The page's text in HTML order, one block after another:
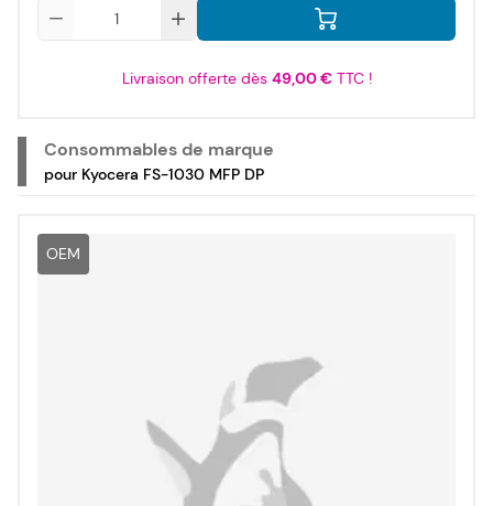
Livraison offerte dès 49,00 €TTC !
Consommables de marque
pour Kyocera FS-1030 MFP DP
OEM